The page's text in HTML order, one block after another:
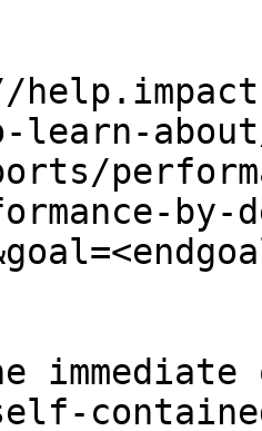
learn-
by-